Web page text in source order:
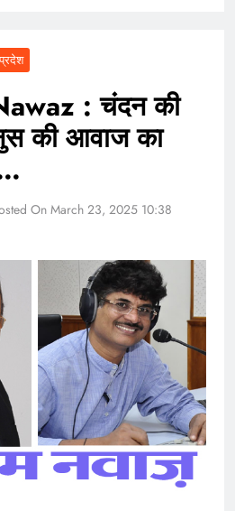
: चंदन की
की आवाज का
On March 23, 2025 10:38